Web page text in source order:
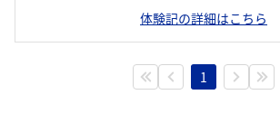
体験記の詳細はこちら
1